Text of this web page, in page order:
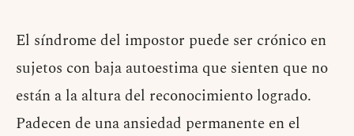
El síndrome del impostor puede ser crónico en
sujetos con baja autoestima que sienten que no
están a la altura del reconocimiento logrado.
Padecen de una ansiedad permanente en el